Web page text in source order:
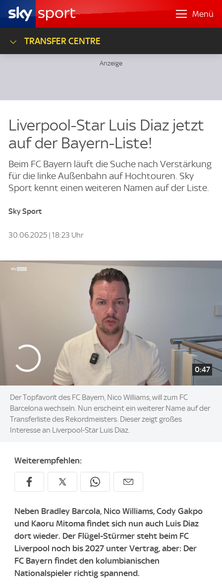
Menü
TRANSFER CENTRE
Liverpool-Star Luis Diaz jetzt
auf der Bayern-Liste!
Beim FC Bayern läuft die Suche nach Verstärkung
für die linke Außenbahn auf Hochtouren. Sky
Sport kennt einen weiteren Namen auf der Liste.
Sky Sport
30.06.2025 | 18:23 Uhr
0:47
Der Topfavorit des FC Bayern, Nico Williams, will zum FC
Barcelona wechseln. Nun erscheint ein weiterer Name auf der
Transferliste des Rekordmeisters. Dieser zeigt großes
Interesse an Liverpool-Star Luis Diaz.
Weiterempfehlen:
Neben Bradley Barcola, Nico Williams, Cody Gakpo
und Kaoru Mitoma findet sich nun auch Luis Diaz
dort wieder. Der Flügel-Stürmer steht beim FC
Liverpool noch bis 2027 unter Vertrag, aber: Der
FC Bayern findet den kolumbianischen
Nationalspieler richtig spannend.